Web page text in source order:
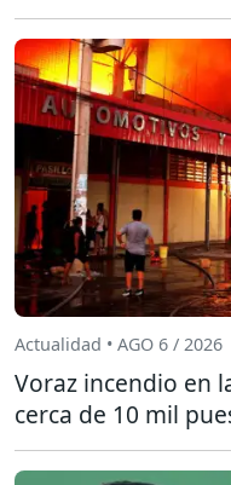
Actualidad • AGO 6 / 2026
Voraz incendio en
cerca de 10 mil